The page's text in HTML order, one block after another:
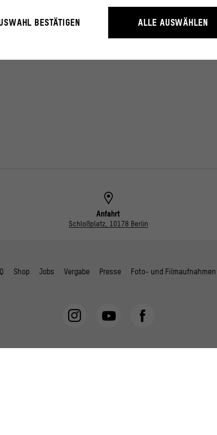
Anfahrt
Schloßplatz, 10178 Berlin
Shop Jobs Vergabe Presse Foto- und Filmaufnahmen
der Webseite unbedingt notwendig, weil sie grundlegende
BESTÄTIGEN ALLE AUSWÄHLEN